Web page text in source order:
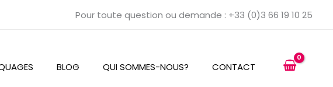
Pour toute question ou demande : +33 (0)3 66 19 10 25
BLOG QUI SOMMES-NOUS? CONTACT